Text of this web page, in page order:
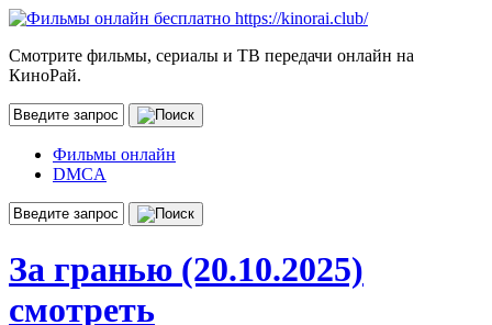
Смотрите фильмы, сериалы и ТВ передачи онлайн на
КиноРай.
Фильмы онлайн
DMCA
За гранью (20.10.2025)
смотреть